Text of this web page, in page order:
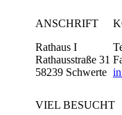
ANSCHRIFT
Rathaus I
Rathausstraße 31
58239 Schwerte
VIEL BESUCHT